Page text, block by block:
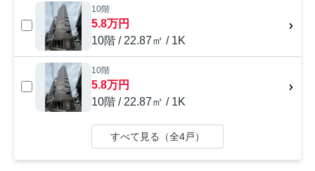
10階
5.8万円
10階 / 22.87㎡ / 1K
10階
5.8万円
10階 / 22.87㎡ / 1K
すべて見る（全4戸）